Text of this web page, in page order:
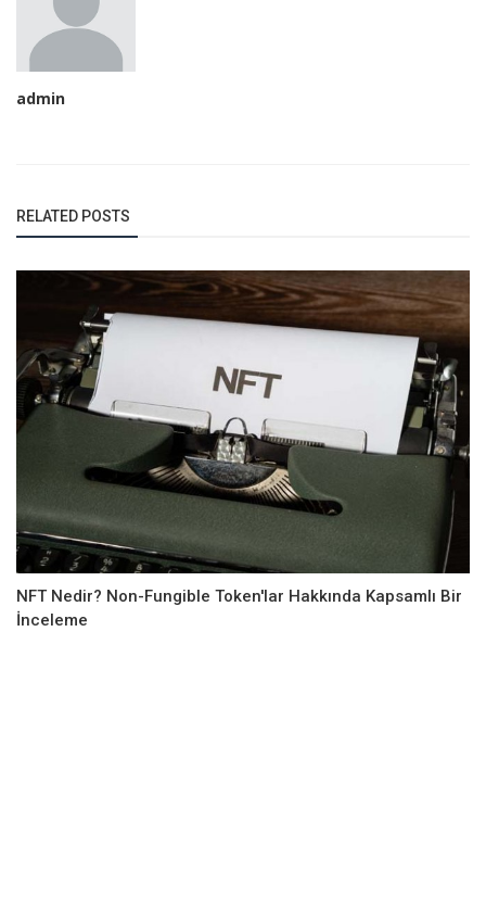
admin
RELATED POSTS
NFT Nedir? Non-Fungible Token'lar Hakkında Kapsamlı Bir
İnceleme